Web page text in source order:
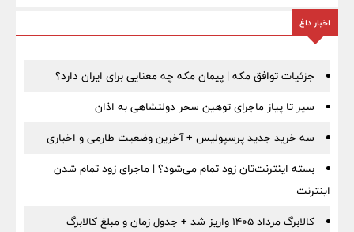
اخبار داغ
جزئیات توافق مکه | پیمان مکه چه معنایی برای ایران دارد؟
سیر تا پیاز ماجرای توهین سحر دولتشاهی به اذان
سه خرید جدید پرسپولیس + آخرین وضعیت طارمی و اخباری
بسته اینترنت‌تان زود تمام می‌شود؟ | ماجرای زود تمام شدن
اینترنت
کالابرگ مرداد ۱۴۰۵ واریز شد + جدول زمان و مبلغ کالابرگ